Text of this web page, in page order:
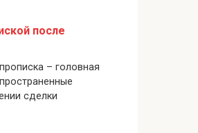
после
– головная
сделки